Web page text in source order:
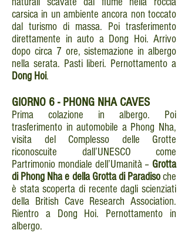
carsica in un ambiente ancora non toccato
dal turismo di massa. Poi trasferimento
direttamente in auto a Dong Hoi. Arrivo
dopo circa 7 ore, sistemazione in albergo
nella serata. Pasti liberi. Pernottamento a
Dong Hoi.
GIORNO 6 - PHONG NHA CAVES
Prima colazione in albergo. Poi
trasferimento in automobile a Phong Nha,
visita del Complesso delle Grotte
riconoscuite dall’UNESCO come
Partrimonio mondiale dell’Umanità – Grotta
di Phong Nha e della Grotta di Paradisoche
è stata scoperta di recente dagli scienziati
della British Cave Research Association.
Rientro a Dong Hoi. Pernottamento in
albergo.